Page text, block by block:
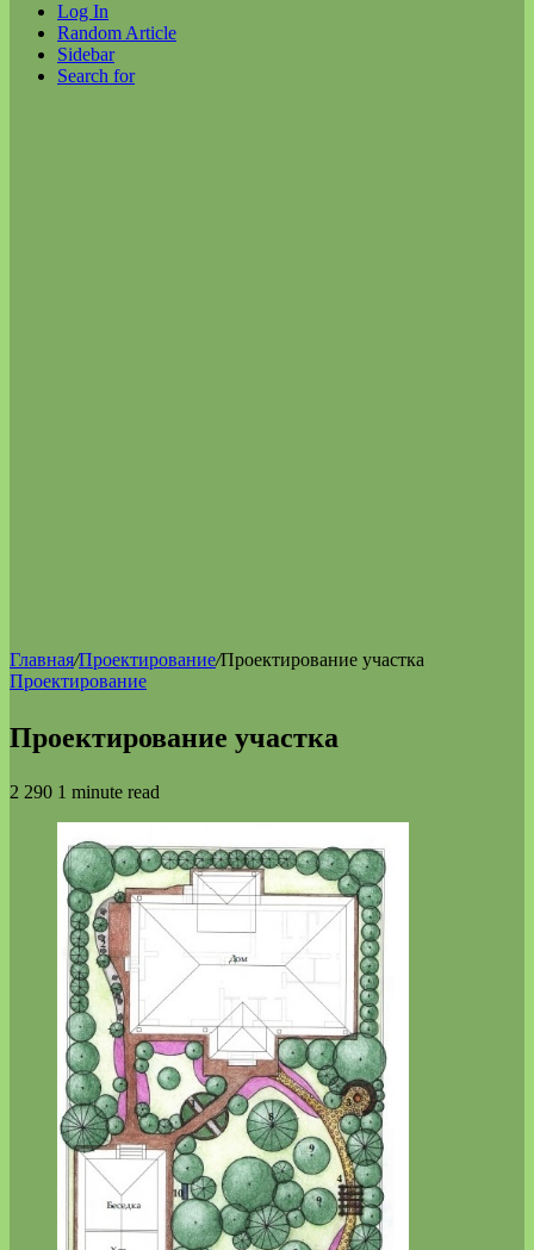
Log In
Random Article
Sidebar
Search for
Главная/Проектирование/Проектирование участка
Проектирование
Проектирование участка
2 290 1 minute read